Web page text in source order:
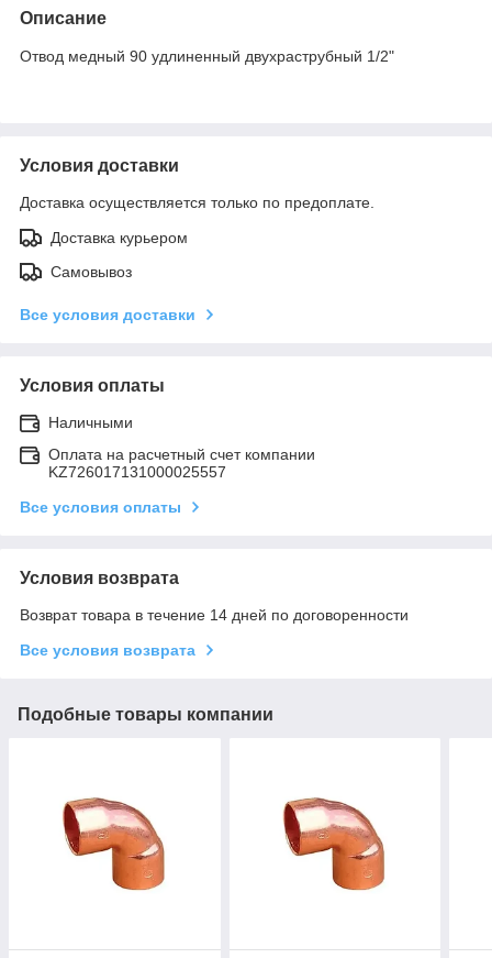
Описание
Отвод медный 90 удлиненный двухраструбный 1/2"
Условия доставки
Доставка осуществляется только по предоплате.
Доставка курьером
Самовывоз
Все условия доставки
Условия оплаты
Наличными
Оплата на расчетный счет компании
KZ726017131000025557
Все условия оплаты
Условия возврата
Возврат товара в течение 14 дней по договоренности
Все условия возврата
Подобные товары компании